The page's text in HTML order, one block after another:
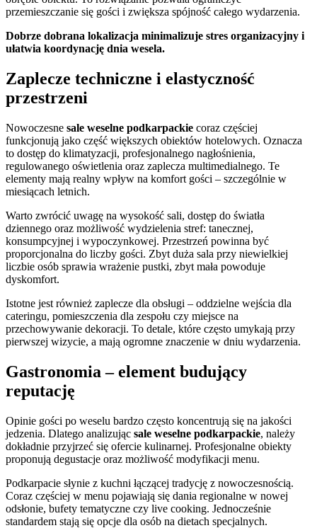
przemieszczanie się gości i zwiększa spójność całego wydarzenia.
Dobrze dobrana lokalizacja minimalizuje stres organizacyjny i
ułatwia koordynację dnia wesela.
Zaplecze techniczne i elastyczność
przestrzeni
Nowoczesne sale weselne podkarpackie coraz częściej
funkcjonują jako część większych obiektów hotelowych. Oznacza
to dostęp do klimatyzacji, profesjonalnego nagłośnienia,
regulowanego oświetlenia oraz zaplecza multimedialnego. Te
elementy mają realny wpływ na komfort gości – szczególnie w
miesiącach letnich.
Warto zwrócić uwagę na wysokość sali, dostęp do światła
dziennego oraz możliwość wydzielenia stref: tanecznej,
konsumpcyjnej i wypoczynkowej. Przestrzeń powinna być
proporcjonalna do liczby gości. Zbyt duża sala przy niewielkiej
liczbie osób sprawia wrażenie pustki, zbyt mała powoduje
dyskomfort.
Istotne jest również zaplecze dla obsługi – oddzielne wejścia dla
cateringu, pomieszczenia dla zespołu czy miejsce na
przechowywanie dekoracji. To detale, które często umykają przy
pierwszej wizycie, a mają ogromne znaczenie w dniu wydarzenia.
Gastronomia – element budujący
reputację
Opinie gości po weselu bardzo często koncentrują się na jakości
jedzenia. Dlatego analizując sale weselne podkarpackie, należy
dokładnie przyjrzeć się ofercie kulinarnej. Profesjonalne obiekty
proponują degustacje oraz możliwość modyfikacji menu.
Podkarpacie słynie z kuchni łączącej tradycję z nowoczesnością.
Coraz częściej w menu pojawiają się dania regionalne w nowej
odsłonie, bufety tematyczne czy live cooking. Jednocześnie
standardem stają się opcje dla osób na dietach specjalnych.